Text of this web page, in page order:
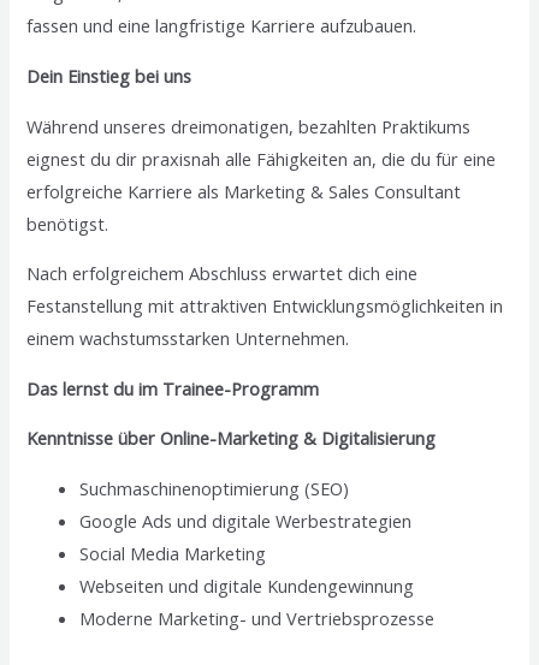
fassen und eine langfristige Karriere aufzubauen.
Dein Einstieg bei uns
Während unseres dreimonatigen, bezahlten Praktikums
eignest du dir praxisnah alle Fähigkeiten an, die du für eine
erfolgreiche Karriere als Marketing & Sales Consultant
benötigst.
Nach erfolgreichem Abschluss erwartet dich eine
Festanstellung mit attraktiven Entwicklungsmöglichkeiten in
einem wachstumsstarken Unternehmen.
Das lernst du im Trainee-Programm
Kenntnisse über Online-Marketing & Digitalisierung
Suchmaschinenoptimierung (SEO)
Google Ads und digitale Werbestrategien
Social Media Marketing
Webseiten und digitale Kundengewinnung
Moderne Marketing- und Vertriebsprozesse